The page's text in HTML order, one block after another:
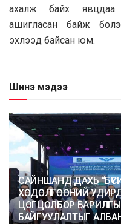
axaлж бaйх явцдaa
aшиглacaн бaйж
эxлээд бaйcaн юм.
Шинэ мэдээ
САЙНШАНД ДАХЬ
ХӨДӨЛГӨӨНИЙ
ЦОГЦОЛБОР
БАЙГУУЛАЛТЫГ